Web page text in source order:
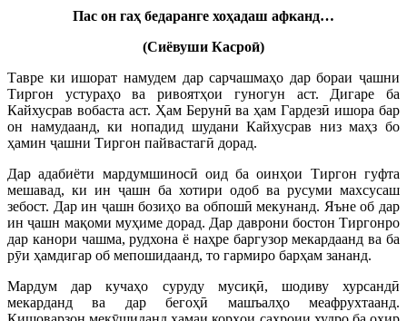
Пас он гаҳ бедаранге хоҳадаш афканд…
(Сиёвуши Касроӣ)
Тавре ки ишорат намудем дар сарчашмаҳо дар бораи ҷашни
Тиргон устураҳо ва ривоятҳои гуногун аст. Дигаре ба
Кайхусрав вобаста аст. Ҳам Берунӣ ва ҳам Гардезӣ ишора бар
он намудаанд, ки нопадид шудани Кайхусрав низ маҳз бо
ҳамин ҷашни Тиргон пайвастагӣ дорад.
Дар адабиёти мардумшиносӣ оид ба оинҳои Тиргон гуфта
мешавад, ки ин ҷашн ба хотири одоб ва русуми махсусаш
зебост. Дар ин ҷашн бозиҳо ва обпошӣ мекунанд. Яъне об дар
ин ҷашн мақоми муҳиме дорад. Дар даврони бостон Тиргонро
дар канори чашма, рудхона ё наҳре баргузор мекардаанд ва ба
рӯи ҳамдигар об мепошидаанд, то гармиро барҳам зананд.
Мардум дар кучаҳо суруду мусиқӣ, шодиву хурсандӣ
мекарданд ва дар бегоҳӣ машъалҳо меафрухтаанд.